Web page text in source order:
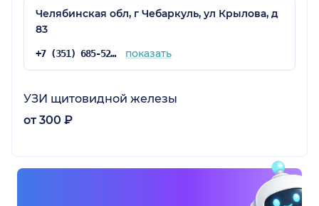
Челябинская обл, г Чебаркуль, ул Крылова, д
83
+7 (351) 685-52-15 показать
УЗИ щитовидной железы
от 300 ₽